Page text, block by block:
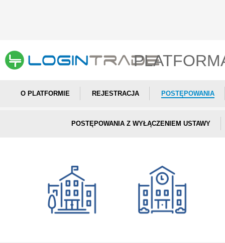
O PLATFORMIE REJESTRACJA POSTĘPOWANIA
POSTĘPOWANIA Z WYŁĄCZENIEM USTAWY